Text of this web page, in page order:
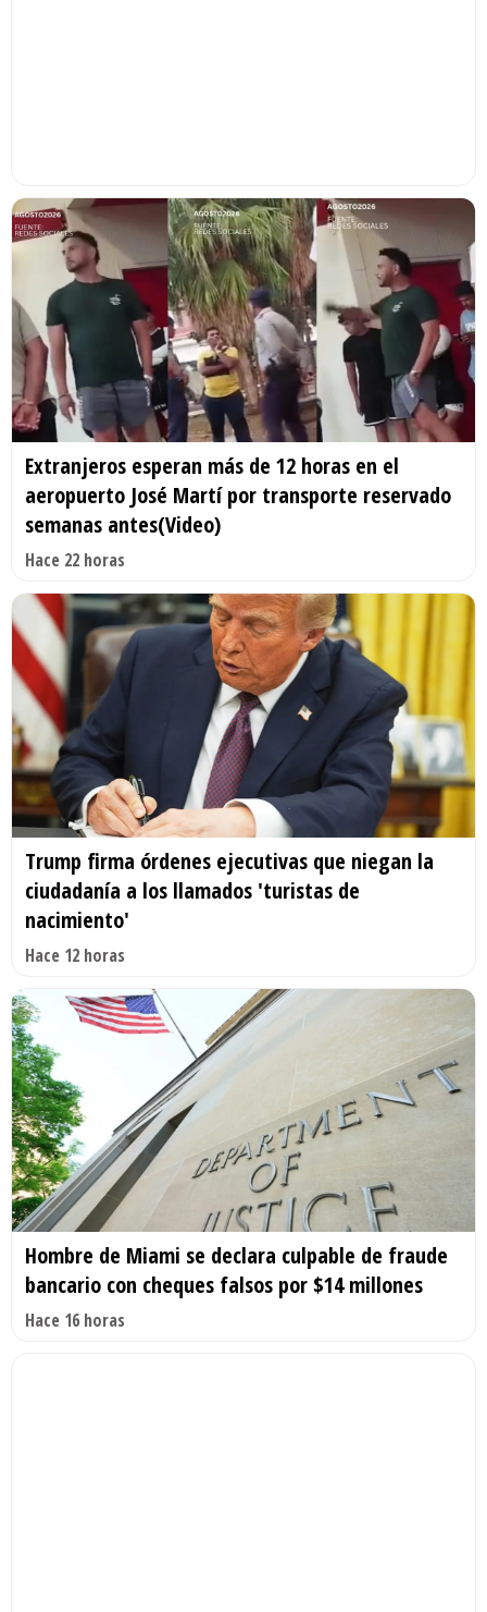
Extranjeros esperan más de 12 horas en el
aeropuerto José Martí por transporte reservado
semanas antes(Video)
Hace 22 horas
Trump firma órdenes ejecutivas que niegan la
ciudadanía a los llamados 'turistas de
nacimiento'
Hace 12 horas
Hombre de Miami se declara culpable de fraude
bancario con cheques falsos por $14 millones
Hace 16 horas